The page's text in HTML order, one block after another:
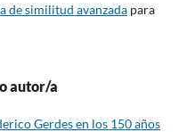
de similitud avanzadapara
autor/a
Gerdes en los 150 años